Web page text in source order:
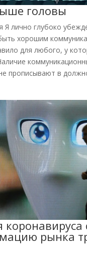
головы
Я лично глубоко
хорошим
для любого, у
прописывают в
рынка